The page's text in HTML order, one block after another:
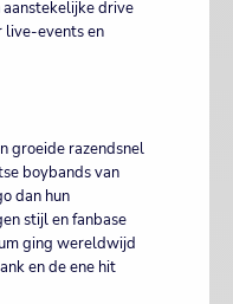
drive
live-events en
groeide razendsnel
boybands van
dan hun
stijl en fanbase
ging wereldwijd
en de ene hit